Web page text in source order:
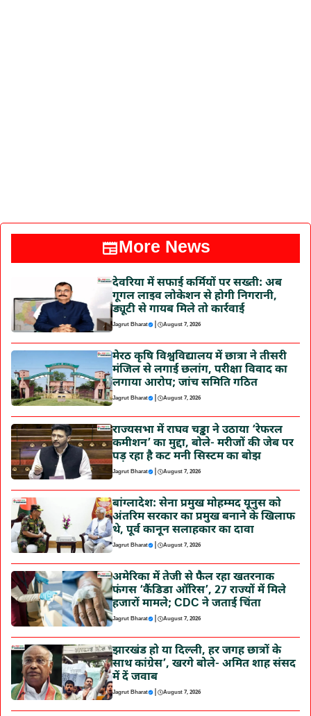
More News
देवरिया में सफाई कर्मियों पर सख्ती: अब
गूगल लाइव लोकेशन से होगी निगरानी,
ड्यूटी से गायब मिले तो कार्रवाई
Jagrut Bharat | August 7, 2026
मेरठ कृषि विश्वविद्यालय में छात्रा ने तीसरी
मंजिल से लगाई छलांग, परीक्षा विवाद का
लगाया आरोप; जांच समिति गठित
Jagrut Bharat | August 7, 2026
राज्यसभा में राघव चड्ढा ने उठाया ‘रेफरल
कमीशन’ का मुद्दा, बोले- मरीजों की जेब पर
पड़ रहा है कट मनी सिस्टम का बोझ
Jagrut Bharat | August 7, 2026
बांग्लादेश: सेना प्रमुख मोहम्मद यूनुस को
अंतरिम सरकार का प्रमुख बनाने के खिलाफ
थे, पूर्व कानून सलाहकार का दावा
Jagrut Bharat | August 7, 2026
अमेरिका में तेजी से फैल रहा खतरनाक
फंगस ‘कैंडिडा ऑरिस’, 27 राज्यों में मिले
हजारों मामले; CDC ने जताई चिंता
Jagrut Bharat | August 7, 2026
झारखंड हो या दिल्ली, हर जगह छात्रों के
साथ कांग्रेस’, खरगे बोले- अमित शाह संसद
में दें जवाब
Jagrut Bharat | August 7, 2026